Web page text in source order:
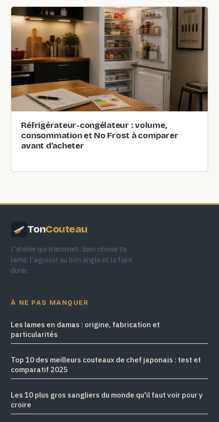
Réfrigérateur-congélateur : volume,
consommation et No Frost à comparer
avant d’acheter
TonCouteau
L'atelier qui transmet : bien choisir ta
lame, l'aiguiser au bon angle et la faire
durer.
À NE PAS MANQUER
Les lames en damas : origine, fabrication et
particularités
Top 10 des meilleurs couteaux de chef japonais : test et
comparatif 2025
Les 10 plus gros sangliers du monde qu'il faut voir pour y
croire